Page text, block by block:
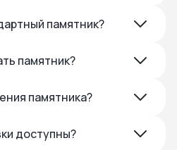
памятник?
памятник?
памятника?
доступны?